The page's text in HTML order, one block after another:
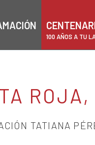
100 AÑOS A TU
TATIANA